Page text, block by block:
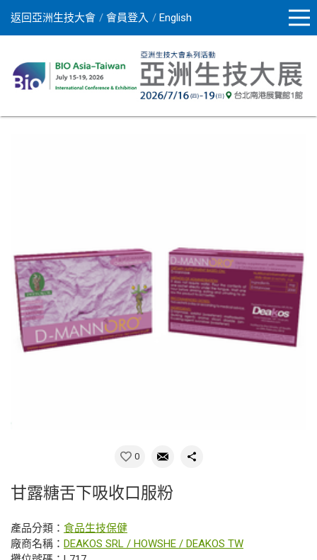
返回亞洲生技大會 會員登入 English
0
甘露糖舌下吸收口服粉
產品分類： 食品生技保健
廠商名稱： DEAKOS SRL / HOWSHE / DEAKOS TW